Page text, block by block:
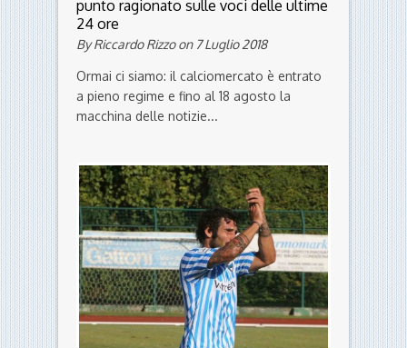
CALCIOMERCATO SPAL
Radiomercato SPAL del 7 luglio: il
By Riccardo Rizzo on 7 Luglio 2018
Ormai ci siamo: il calciomercato è entrato
a pieno regime e fino al 18 agosto la
macchina delle notizie...